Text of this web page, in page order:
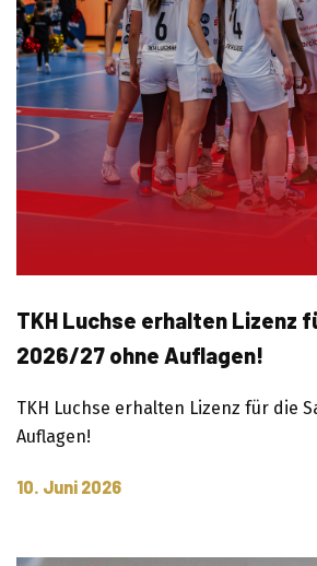
TKH Luchse erhalten Lizenz
2026/27 ohne Auflagen!
TKH Luchse erhalten Lizenz für die
Auflagen!
10. Juni 2026